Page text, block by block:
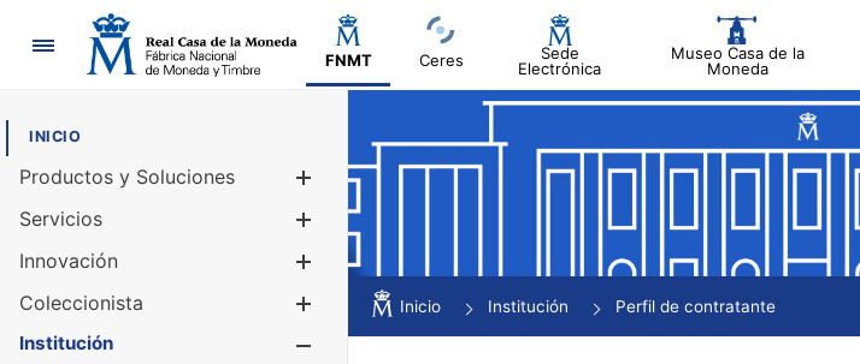
Navegación
FNMT Ceres
Sede
Electrónica
Museo Casa de la
Moneda
INICIO
Productos y Soluciones
Mostrar/Ocultar
Servicios
Innovación
Coleccionista
Mostrar/Ocultar
Institución
Inicio Institución Perfil de contratante